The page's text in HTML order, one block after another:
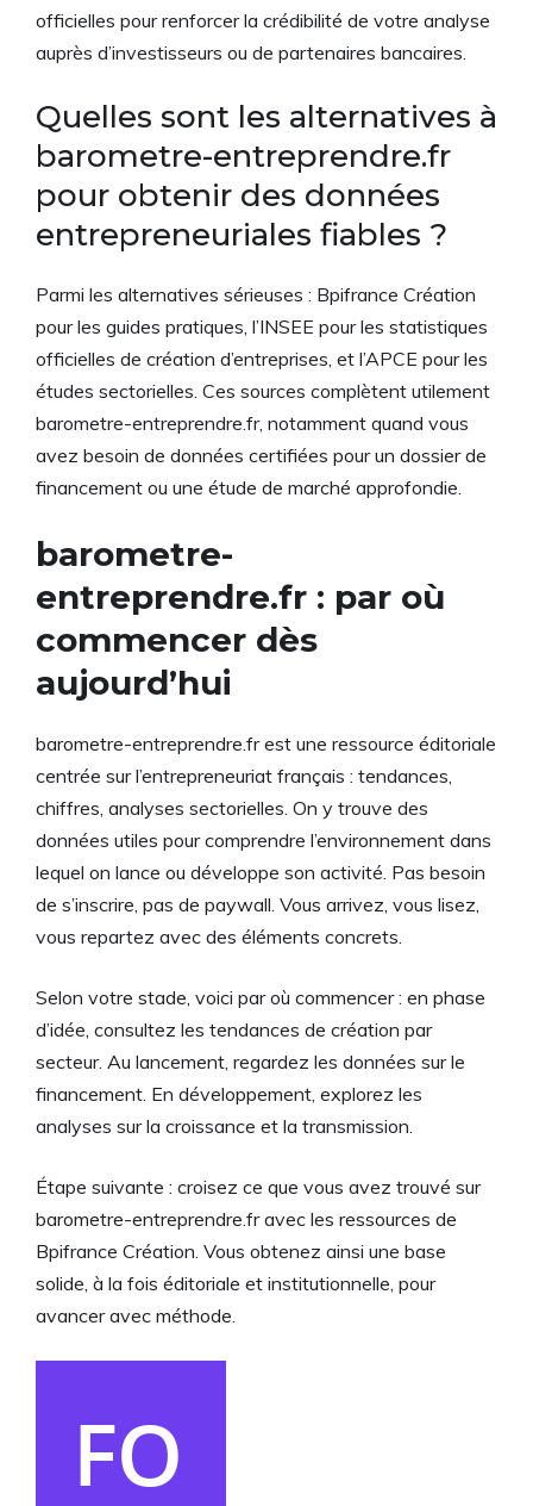
officielles pour renforcer la crédibilité de votre analyse
auprès d’investisseurs ou de partenaires bancaires.
Quelles sont les alternatives à
barometre-entreprendre.fr
pour obtenir des données
entrepreneuriales fiables ?
Parmi les alternatives sérieuses : Bpifrance Création
pour les guides pratiques, l’INSEE pour les statistiques
officielles de création d’entreprises, et l’APCE pour les
études sectorielles. Ces sources complètent utilement
barometre-entreprendre.fr, notamment quand vous
avez besoin de données certifiées pour un dossier de
financement ou une étude de marché approfondie.
barometre-
entreprendre.fr : par où
commencer dès
aujourd’hui
barometre-entreprendre.fr est une ressource éditoriale
centrée sur l’entrepreneuriat français : tendances,
chiffres, analyses sectorielles. On y trouve des
données utiles pour comprendre l’environnement dans
lequel on lance ou développe son activité. Pas besoin
de s’inscrire, pas de paywall. Vous arrivez, vous lisez,
vous repartez avec des éléments concrets.
Selon votre stade, voici par où commencer : en phase
d’idée, consultez les tendances de création par
secteur. Au lancement, regardez les données sur le
financement. En développement, explorez les
analyses sur la croissance et la transmission.
Étape suivante : croisez ce que vous avez trouvé sur
barometre-entreprendre.fr avec les ressources de
Bpifrance Création. Vous obtenez ainsi une base
solide, à la fois éditoriale et institutionnelle, pour
avancer avec méthode.